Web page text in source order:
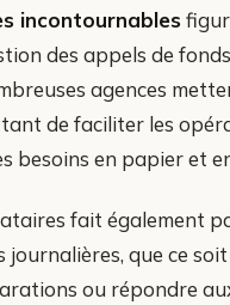
incontournables
des appels de
agences
de faciliter les
besoins en papier et
fait également
que ce
ou répondre